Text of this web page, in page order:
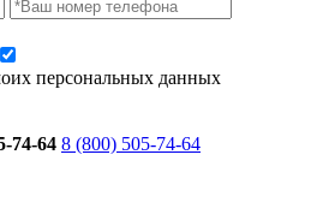
персональных данных
74-64 8 (800) 505-74-64